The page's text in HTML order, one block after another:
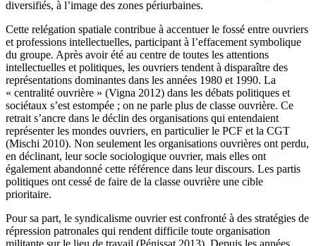
diversifiés, à l’image des zones périurbaines.
Cette relégation spatiale contribue à accentuer le fossé entre ouvriers
et professions intellectuelles, participant à l’effacement symbolique
du groupe. Après avoir été au centre de toutes les attentions
intellectuelles et politiques, les ouvriers tendent à disparaître des
représentations dominantes dans les années 1980 et 1990. La
« centralité ouvrière » (Vigna 2012) dans les débats politiques et
sociétaux s’est estompée ; on ne parle plus de classe ouvrière. Ce
retrait s’ancre dans le déclin des organisations qui entendaient
représenter les mondes ouvriers, en particulier le PCF et la CGT
(Mischi 2010). Non seulement les organisations ouvrières ont perdu,
en déclinant, leur socle sociologique ouvrier, mais elles ont
également abandonné cette référence dans leur discours. Les partis
politiques ont cessé de faire de la classe ouvrière une cible
prioritaire.
Pour sa part, le syndicalisme ouvrier est confronté à des stratégies de
répression patronales qui rendent difficile toute organisation